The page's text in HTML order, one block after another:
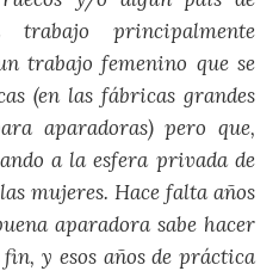
principalmente
trabajo femenino que se
(en las fábricas grandes
aparadoras) pero que,
a la esfera privada de
mujeres. Hace falta años
aparadora sabe hacer
y esos años de práctica